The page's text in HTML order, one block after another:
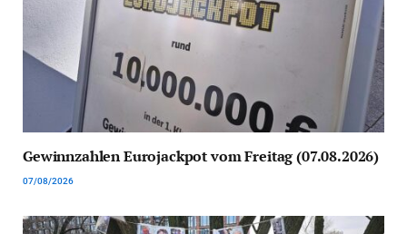
Gewinnzahlen Eurojackpot vom Freitag (07.08.2026)
07/08/2026